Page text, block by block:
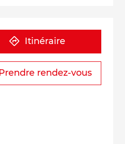
Itinéraire
Prendre rendez-vous